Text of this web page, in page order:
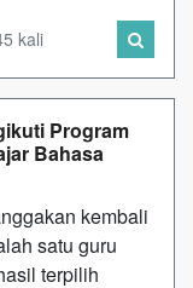
kali
Program
Bahasa
kembali
satu guru
terpilih